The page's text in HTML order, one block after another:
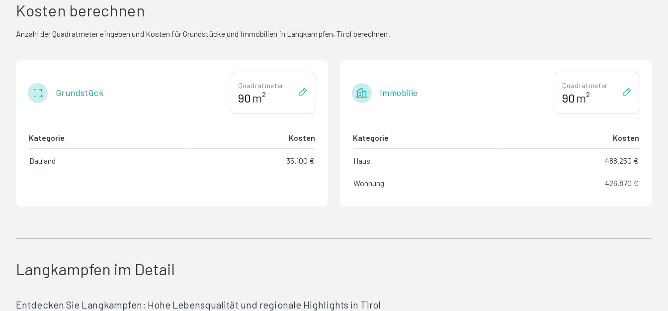
Kosten berechnen
Anzahl der Quadratmeter eingeben und Kosten für Grundstücke und Immobilien in Langkampfen, Tirol berechnen.
Grundstück
Quadratmeter
m²
Kategorie Kosten
Bauland 35.100 €
Immobilie
Quadratmeter
m²
Kategorie Kosten
Haus 488.250 €
Wohnung 426.870 €
Langkampfen im Detail
Entdecken Sie Langkampfen: Hohe Lebensqualität und regionale Highlights in Tirol